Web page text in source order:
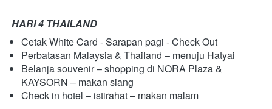
HARI 4 THAILAND
Cetak White Card - Sarapan pagi - Check Out
Perbatasan Malaysia & Thailand – menuju Hatyai
Belanja souvenir – shopping di NORA Plaza &
KAYSORN – makan siang
Check in hotel – istirahat – makan malam